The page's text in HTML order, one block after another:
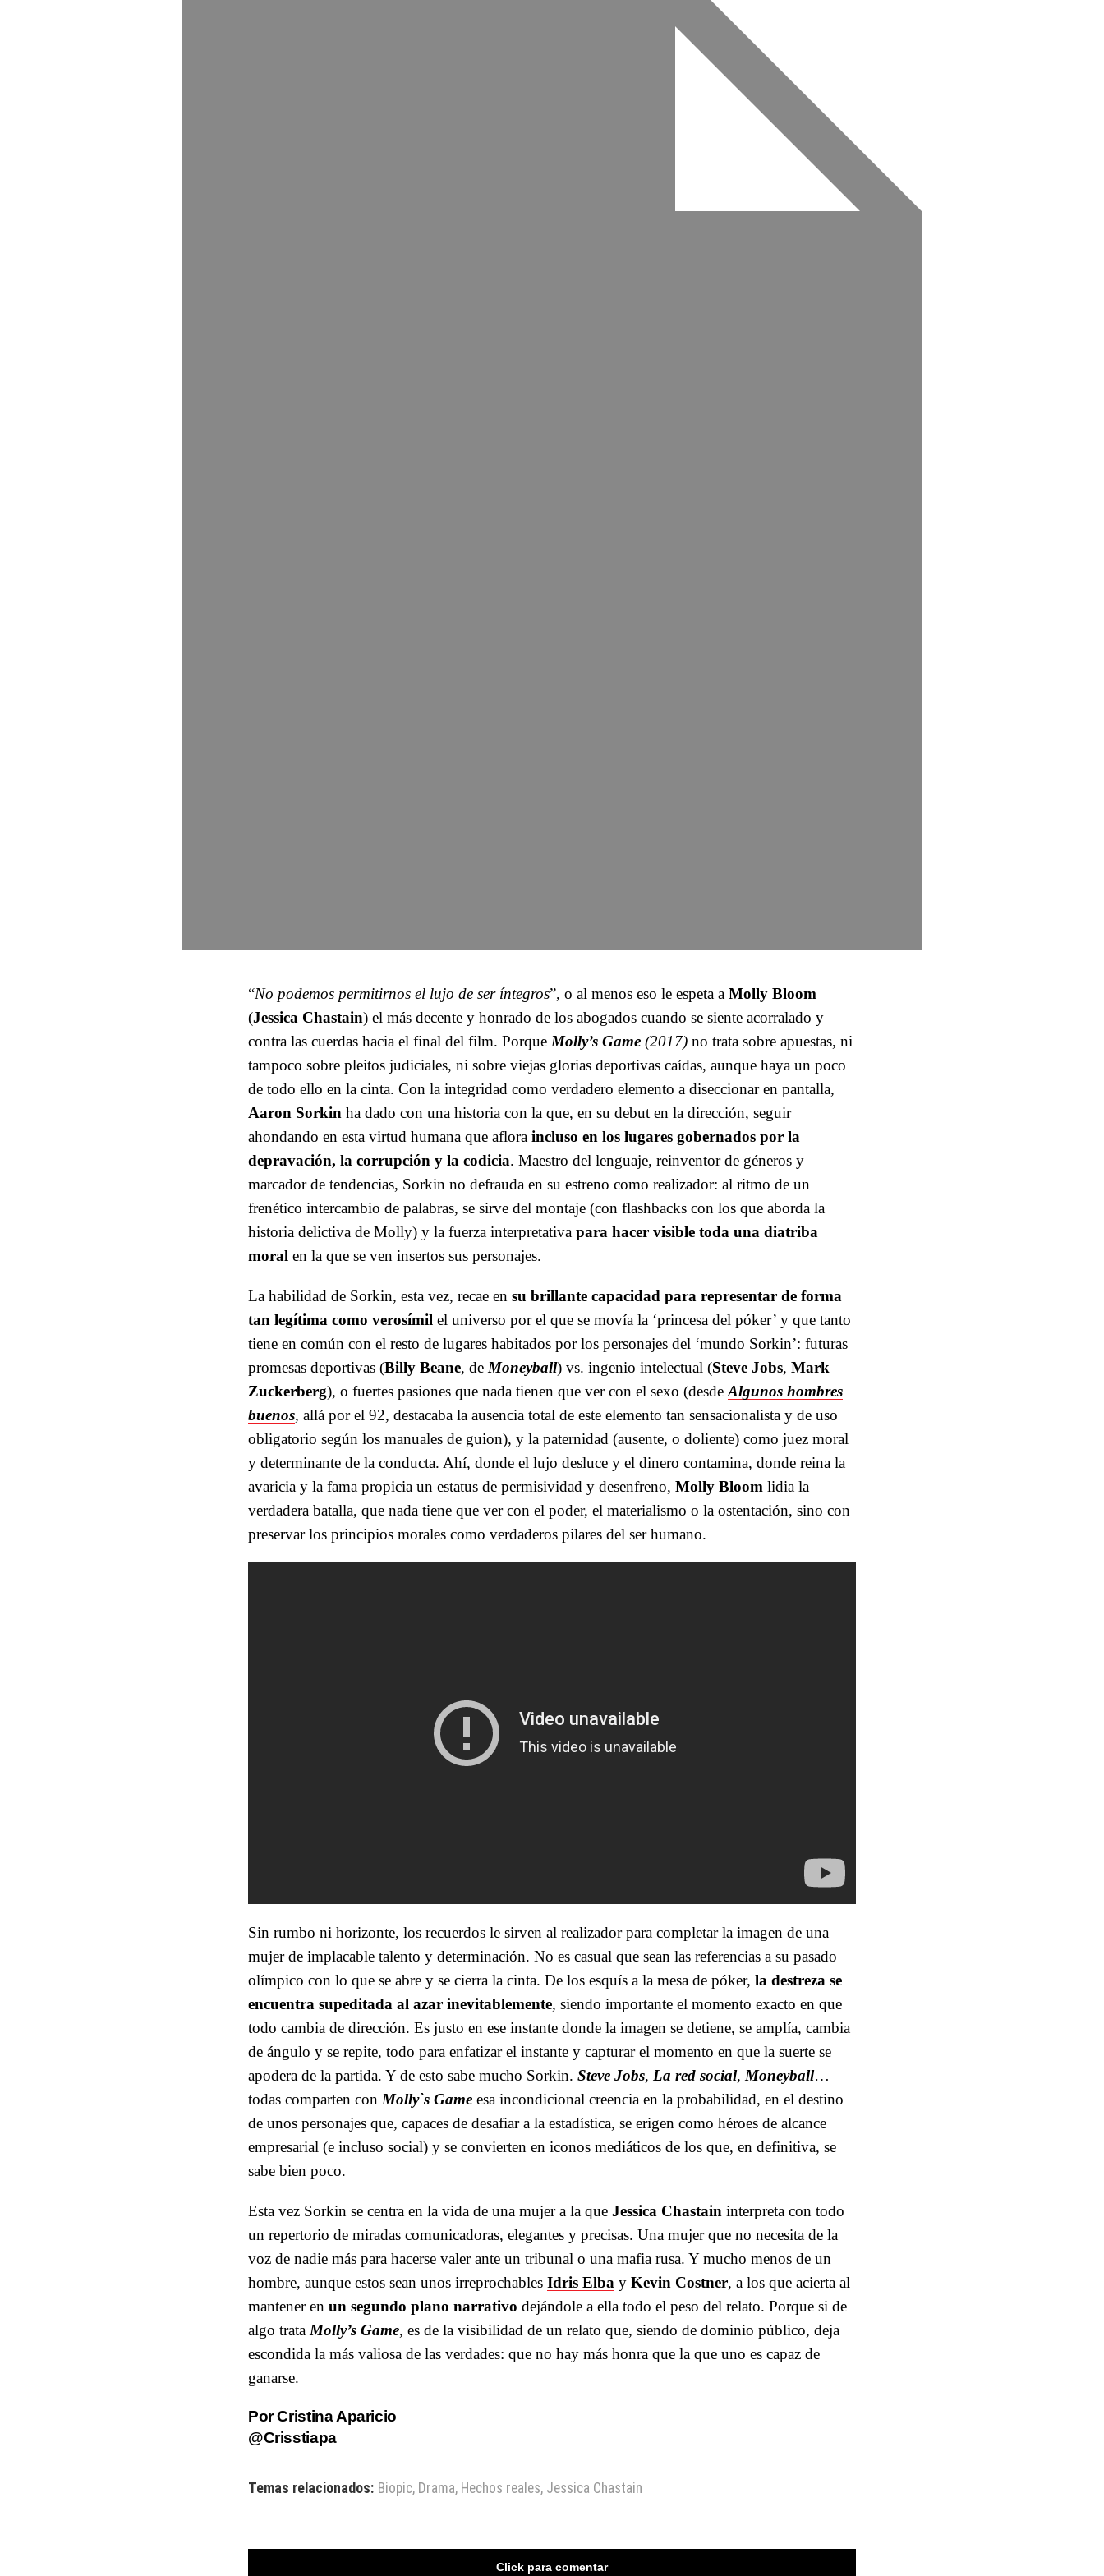
“No podemos permitirnos el lujo de ser íntegros”, o al menos eso le espeta a Molly Bloom
(Jessica Chastain) el más decente y honrado de los abogados cuando se siente acorralado y
contra las cuerdas hacia el final del film. Porque Molly’s Game (2017) no trata sobre apuestas, ni
tampoco sobre pleitos judiciales, ni sobre viejas glorias deportivas caídas, aunque haya un poco
de todo ello en la cinta. Con la integridad como verdadero elemento a diseccionar en pantalla,
Aaron Sorkin ha dado con una historia con la que, en su debut en la dirección, seguir
ahondando en esta virtud humana que aflora incluso en los lugares gobernados por la
depravación, la corrupción y la codicia. Maestro del lenguaje, reinventor de géneros y
marcador de tendencias, Sorkin no defrauda en su estreno como realizador: al ritmo de un
frenético intercambio de palabras, se sirve del montaje (con flashbacks con los que aborda la
historia delictiva de Molly) y la fuerza interpretativa para hacer visible toda una diatriba
moral en la que se ven insertos sus personajes.
La habilidad de Sorkin, esta vez, recae en su brillante capacidad para representar de forma
tan legítima como verosímil el universo por el que se movía la ‘princesa del póker’ y que tanto
tiene en común con el resto de lugares habitados por los personajes del ‘mundo Sorkin’: futuras
promesas deportivas (Billy Beane, de Moneyball) vs. ingenio intelectual (Steve Jobs, Mark
Zuckerberg), o fuertes pasiones que nada tienen que ver con el sexo (desde Algunos hombres
buenos, allá por el 92, destacaba la ausencia total de este elemento tan sensacionalista y de uso
obligatorio según los manuales de guion), y la paternidad (ausente, o doliente) como juez moral
y determinante de la conducta. Ahí, donde el lujo desluce y el dinero contamina, donde reina la
avaricia y la fama propicia un estatus de permisividad y desenfreno, Molly Bloom lidia la
verdadera batalla, que nada tiene que ver con el poder, el materialismo o la ostentación, sino con
preservar los principios morales como verdaderos pilares del ser humano.
Sin rumbo ni horizonte, los recuerdos le sirven al realizador para completar la imagen de una
mujer de implacable talento y determinación. No es casual que sean las referencias a su pasado
olímpico con lo que se abre y se cierra la cinta. De los esquís a la mesa de póker, la destreza se
encuentra supeditada al azar inevitablemente, siendo importante el momento exacto en que
todo cambia de dirección. Es justo en ese instante donde la imagen se detiene, se amplía, cambia
de ángulo y se repite, todo para enfatizar el instante y capturar el momento en que la suerte se
apodera de la partida. Y de esto sabe mucho Sorkin. Steve Jobs, La red social, Moneyball…
todas comparten conMolly`s Game esa incondicional creencia en la probabilidad, en el destino
de unos personajes que, capaces de desafiar a la estadística, se erigen como héroes de alcance
empresarial (e incluso social) y se convierten en iconos mediáticos de los que, en definitiva, se
sabe bien poco.
Esta vez Sorkin se centra en la vida de una mujer a la que Jessica Chastain interpreta con todo
un repertorio de miradas comunicadoras, elegantes y precisas. Una mujer que no necesita de la
voz de nadie más para hacerse valer ante un tribunal o una mafia rusa. Y mucho menos de un
hombre, aunque estos sean unos irreprochables Idris Elba y Kevin Costner, a los que acierta al
mantener en un segundo plano narrativo dejándole a ella todo el peso del relato. Porque si de
algo trataMolly’s Game, es de la visibilidad de un relato que, siendo de dominio público, deja
escondida la más valiosa de las verdades: que no hay más honra que la que uno es capaz de
ganarse.
Por Cristina Aparicio
@Crisstiapa
Temas relacionados: Biopic, Drama, Hechos reales, Jessica Chastain
Click para comentar